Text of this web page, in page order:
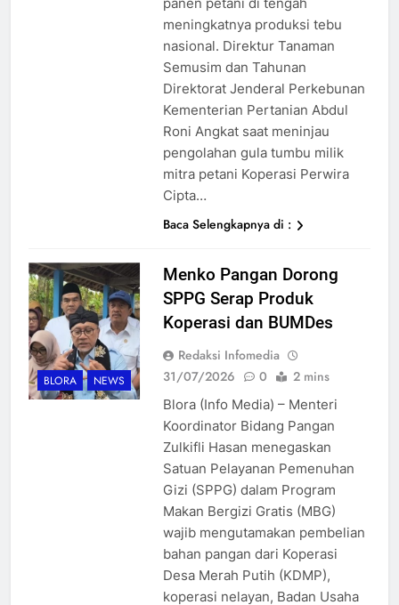
meningkatnya produksi tebu
nasional. Direktur Tanaman
Semusim dan Tahunan
Direktorat Jenderal Perkebunan
Kementerian Pertanian Abdul
Roni Angkat saat meninjau
pengolahan gula tumbu milik
mitra petani Koperasi Perwira
Cipta…
Baca Selengkapnya di :
BLORA NEWS
Menko Pangan Dorong
SPPG Serap Produk
Koperasi dan BUMDes
Redaksi Infomedia
31/07/2026
0 2 mins
Blora (Info Media) – Menteri
Koordinator Bidang Pangan
Zulkifli Hasan menegaskan
Satuan Pelayanan Pemenuhan
Gizi (SPPG) dalam Program
Makan Bergizi Gratis (MBG)
wajib mengutamakan pembelian
bahan pangan dari Koperasi
Desa Merah Putih (KDMP),
koperasi nelayan, Badan Usaha